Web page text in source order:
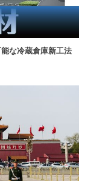
な冷蔵倉庫新工法